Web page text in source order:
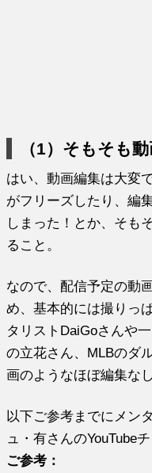
（1）そもそも
はい、動画編集は大変
がフリーズしたり、編
しまった！とか、そも
ること。
なので、配信予定の動
め、基本的には撮りっ
タリストDaiGoさんや
の立花さん、MLBのダ
画のようなほぼ編集な
以下ご参考までにメン
ュ・有さんのYouTube
ご参考：